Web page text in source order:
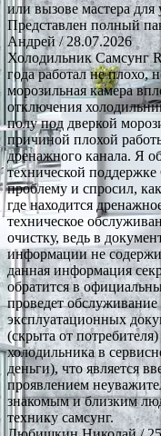
или вызове мастера для
Представлен полный
Андрей/ 28.07.2026
Холодильник Самсунг
года работал не плохо,
морозильная камера
отключения
полу под дверкой
причиной плохой
дренажного канала. Я
технической
проблему и спросил,
где находится
техническое
очистку, ведь в
информации не
данная информация
обратится в
проведет
эксплуатационных
(скрыта от
холодильника в
деньги), что является
проявлением
знакомым и близким
технику самсунг.